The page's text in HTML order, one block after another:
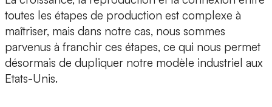
toutes les étapes de production est complexe à
maîtriser, mais dans notre cas, nous sommes
parvenus à franchir ces étapes, ce qui nous permet
désormais de dupliquer notre modèle industriel aux
Etats-Unis.